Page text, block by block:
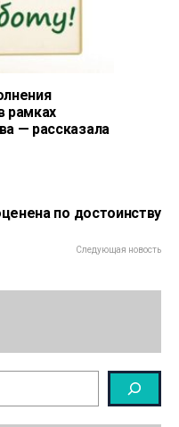
рамках
— рассказала
по достоинству
Следующая новость